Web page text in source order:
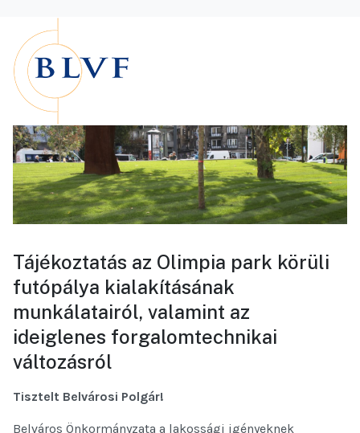
Tájékoztatás az Olimpia park körüli
futópálya kialakításának
munkálatairól, valamint az
ideiglenes forgalomtechnikai
változásról
Tisztelt Belvárosi Polgár!
Belváros Önkormányzata a lakossági igényeknek